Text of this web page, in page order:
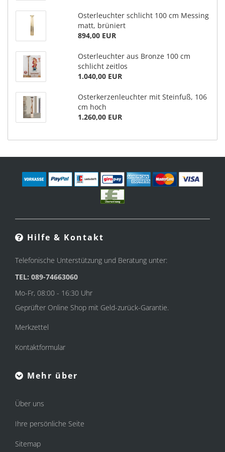
Osterleuchter schlicht 100 cm Messing
matt, brüniert
894,00 EUR
Osterleuchter aus Bronze 100 cm
schlicht zeitlos
1.040,00 EUR
Osterkerzenleuchter mit Steinfuß, 106
cm hoch
1.260,00 EUR
Hilfe & Kontakt
Telefonische Unterstützung und Beratung unter:
TEL: 089-74663060
Mo-Fr, 08:00 - 16:30 Uhr
Geprüfter Online Shop mit Geld-zurück-Garantie.
Merkzettel
Kontaktformular
Mehr über
Über uns
Ihre persönliche Seite
Sitemap